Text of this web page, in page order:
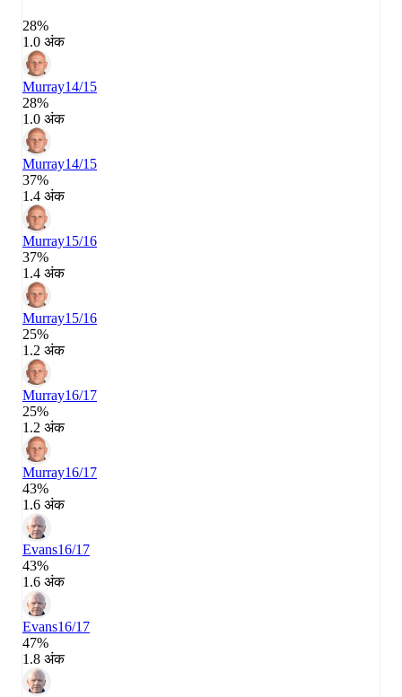
28%
1.0 अंक
Murray14/15
28%
1.0 अंक
Murray14/15
37%
1.4 अंक
Murray15/16
37%
1.4 अंक
Murray15/16
25%
1.2 अंक
Murray16/17
25%
1.2 अंक
Murray16/17
43%
1.6 अंक
Evans16/17
43%
1.6 अंक
Evans16/17
47%
1.8 अंक